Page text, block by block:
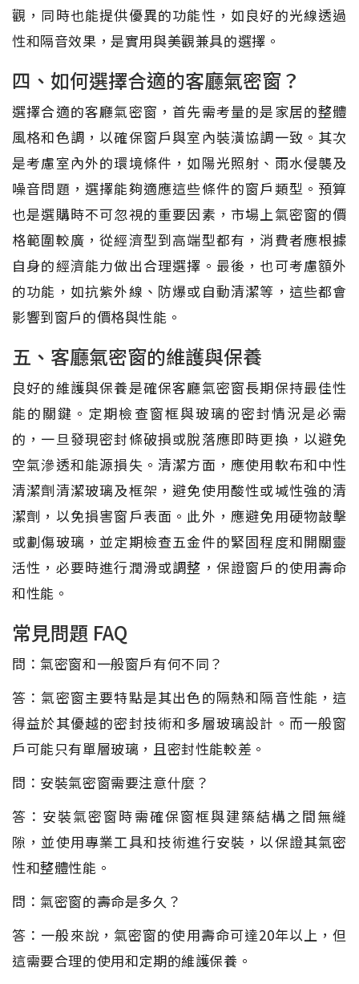
觀，同時也能提供優異的功能性，如良好的光線透過
性和隔音效果，是實用與美觀兼具的選擇。
四、如何選擇合適的客廳氣密窗？
選擇合適的客廳氣密窗，首先需考量的是家居的整體
風格和色調，以確保窗戶與室內裝潢協調一致。其次
是考慮室內外的環境條件，如陽光照射、雨水侵襲及
噪音問題，選擇能夠適應這些條件的窗戶類型。預算
也是選購時不可忽視的重要因素，市場上氣密窗的價
格範圍較廣，從經濟型到高端型都有，消費者應根據
自身的經濟能力做出合理選擇。最後，也可考慮額外
的功能，如抗紫外線、防爆或自動清潔等，這些都會
影響到窗戶的價格與性能。
五、客廳氣密窗的維護與保養
良好的維護與保養是確保客廳氣密窗長期保持最佳性
能的關鍵。定期檢查窗框與玻璃的密封情況是必需
的，一旦發現密封條破損或脫落應即時更換，以避免
空氣滲透和能源損失。清潔方面，應使用軟布和中性
清潔劑清潔玻璃及框架，避免使用酸性或堿性強的清
潔劑，以免損害窗戶表面。此外，應避免用硬物敲擊
或劃傷玻璃，並定期檢查五金件的緊固程度和開關靈
活性，必要時進行潤滑或調整，保證窗戶的使用壽命
和性能。
常見問題 FAQ
問：氣密窗和一般窗戶有何不同？
答：氣密窗主要特點是其出色的隔熱和隔音性能，這
得益於其優越的密封技術和多層玻璃設計。而一般窗
戶可能只有單層玻璃，且密封性能較差。
問：安裝氣密窗需要注意什麼？
答：安裝氣密窗時需確保窗框與建築結構之間無縫
隙，並使用專業工具和技術進行安裝，以保證其氣密
性和整體性能。
問：氣密窗的壽命是多久？
答：一般來說，氣密窗的使用壽命可達20年以上，但
這需要合理的使用和定期的維護保養。